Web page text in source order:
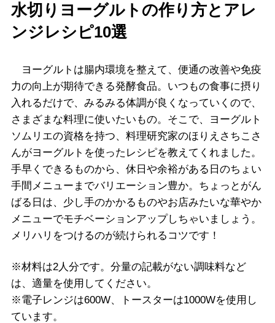
水切りヨーグルトの作り方とアレ
ンジレシピ10選
ヨーグルトは腸内環境を整えて、便通の改善や免疫
力の向上が期待できる発酵食品。いつもの食事に摂り
入れるだけで、みるみる体調が良くなっていくので、
さまざまな料理に使いたいもの。そこで、ヨーグルト
ソムリエの資格を持つ、料理研究家のほりえさちこさ
んがヨーグルトを使ったレシピを教えてくれました。
手早くできるものから、休日や余裕がある日のちょい
手間メニューまでバリエーション豊か。ちょっとがん
ばる日は、少し手のかかるものやお店みたいな華やか
メニューでモチベーションアップしちゃいましょう。
メリハリをつけるのが続けられるコツです！
※材料は2人分です。分量の記載がない調味料など
は、適量を使用してください。
※電子レンジは600W、トースターは1000Wを使用し
ています。